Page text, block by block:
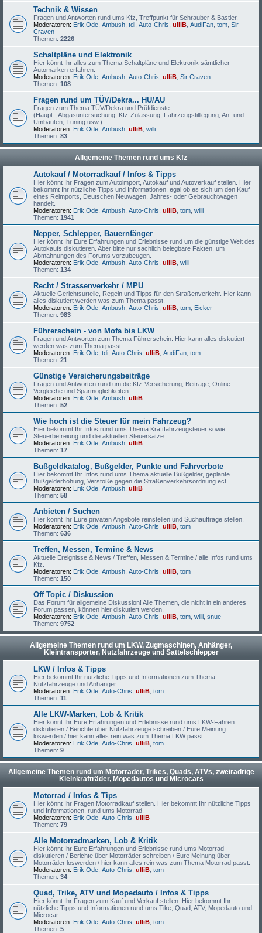
Technik & Wissen
Fragen und Antworten rund ums Kfz, Treffpunkt für Schrauber & Bastler.
Moderatoren: Erik.Ode Ambush tdi Auto-Chris ulliB AudiFan tom Sir
Craven
Themen: 2226
Schaltpläne und Elektronik
Hier könnt Ihr alles zum Thema Schaltpläne und Elektronik sämtlicher
Automarken erfahren.
Moderatoren: Erik.Ode Ambush Auto-Chris ulliB Sir Craven
Themen: 108
Fragen rund um TÜV/Dekra... HU/AU
Fragen zum Thema TÜV/Dekra und Prüfdienste.
(Haupt-, Abgasuntersuchung, Kfz-Zulassung, Fahrzeugstilllegung, An- und
Umbauten, Tuning usw.)
Moderatoren: Erik.Ode Ambush ulliB willi
Themen: 83
Allgemeine Themen rund ums Kfz
Autokauf / Motorradkauf / Infos & Tipps
Hier könnt Ihr Fragen zum Autoimport, Autokauf und Autoverkauf stellen. Hier
bekommt Ihr nützliche Tipps und Informationen, egal ob es sich um den Kauf
eines Reimports, Deutschen Neuwagen, Jahres- oder Gebrauchtwagen
handelt.
Moderatoren: Erik.Ode Ambush Auto-Chris ulliB tom willi
Themen: 1941
Nepper, Schlepper, Bauernfänger
Hier könnt Ihr Eure Erfahrungen und Erlebnisse rund um die günstige Welt des
Autokaufs diskutieren. Aber bitte nur sachlich belegbare Fakten, um
Abmahnungen des Forums vorzubeugen.
Moderatoren: Erik.Ode Ambush Auto-Chris ulliB willi
Themen: 134
Recht / Strassenverkehr / MPU
Aktuelle Gerichtsurteile, Regeln und Tipps für den Straßenverkehr. Hier kann
alles diskutiert werden was zum Thema passt.
Moderatoren: Erik.Ode Ambush Auto-Chris ulliB tom Eicker
Themen: 983
Führerschein - von Mofa bis LKW
Fragen und Antworten zum Thema Führerschein. Hier kann alles diskutiert
werden was zum Thema passt.
Moderatoren: Erik.Ode tdi Auto-Chris ulliB AudiFan tom
Themen: 21
Günstige Versicherungsbeiträge
Fragen und Antworten rund um die Kfz-Versicherung, Beiträge, Online
Vergleiche und Sparmöglichkeiten.
Moderatoren: Erik.Ode Ambush ulliB
Themen: 52
Wie hoch ist die Steuer für mein Fahrzeug?
Hier bekommt Ihr Infos rund ums Thema Kraftfahrzeugsteuer sowie
Steuerbefreiung und die aktuellen Steuersätze.
Moderatoren: Erik.Ode Ambush ulliB
Themen: 17
Bußgeldkatalog, Bußgelder, Punkte und Fahrverbote
Hier bekommt Ihr Infos rund ums Thema aktuelle Bußgelder, geplante
Bußgelderhöhung, Verstöße gegen die Straßenverkehrsordnung ect.
Moderatoren: Erik.Ode Ambush ulliB
Themen: 58
Anbieten / Suchen
Hier könnt Ihr Eure privaten Angebote reinstellen und Suchaufträge stellen.
Moderatoren: Erik.Ode Ambush Auto-Chris ulliB tom
Themen: 636
Treffen, Messen, Termine & News
Aktuelle Ereignisse & News / Treffen, Messen & Termine / alle Infos rund ums
Kfz.
Moderatoren: Erik.Ode Ambush Auto-Chris ulliB tom
Themen: 150
Off Topic / Diskussion
Das Forum für allgemeine Diskussion! Alle Themen, die nicht in ein anderes
Forum passen, können hier diskutiert werden.
Moderatoren: Erik.Ode Ambush Auto-Chris ulliB tom willi snue
Themen: 9752
Allgemeine Themen rund um LKW, Zugmaschinen, Anhänger,
Kleintransporter, Nutzfahrzeuge und Sattelschlepper
LKW / Infos & Tipps
Hier bekommt Ihr nützliche Tipps und Informationen zum Thema
Nutzfahrzeuge und Anhänger.
Moderatoren: Erik.Ode Auto-Chris ulliB tom
Themen: 11
Alle LKW-Marken, Lob & Kritik
Hier könnt Ihr Eure Erfahrungen und Erlebnisse rund ums LKW-Fahren
diskutieren / Berichte über Nutzfahrzeuge schreiben / Eure Meinung
loswerden / hier kann alles rein was zum Thema LKW passt.
Moderatoren: Erik.Ode Auto-Chris ulliB tom
Themen: 9
Allgemeine Themen rund um Motorräder, Trikes, Quads, ATVs, zweirädrige
Kleinkrafträder, Mopedautos und Microcars
Motorrad / Infos & Tips
Hier könnt Ihr Fragen Motorradkauf stellen. Hier bekommt Ihr nützliche Tipps
und Informationen, rund ums Motorrad.
Moderatoren: Erik.Ode Auto-Chris ulliB
Themen: 79
Alle Motorradmarken, Lob & Kritik
Hier könnt Ihr Eure Erfahrungen und Erlebnisse rund ums Motorrad
diskutieren / Berichte über Motorräder schreiben / Eure Meinung über
Motorräder loswerden / hier kann alles rein was zum Thema Motorrad passt.
Moderatoren: Erik.Ode Auto-Chris ulliB tom
Themen: 34
Quad, Trike, ATV und Mopedauto / Infos & Tipps
Hier könnt Ihr Fragen zum Kauf und Verkauf stellen. Hier bekommt Ihr
nützliche Tipps und Informationen rund ums Tike, Quad, ATV, Mopedauto und
Microcar.
Moderatoren: Erik.Ode Auto-Chris ulliB tom
Themen: 5